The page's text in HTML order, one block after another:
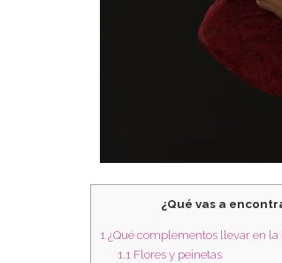
¿Qué vas a
1¿Qué complementos llevar en la
1.1Flores y peinetas